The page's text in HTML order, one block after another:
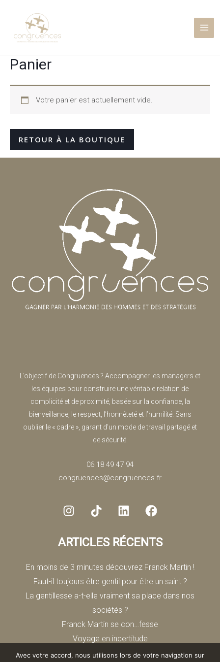
contenu
Panier
Votre panier est actuellement vide.
RETOUR À LA BOUTIQUE
L’objectif de Congruences ? Accompagner les managers et
les équipes pour construire une véritable relation de
complicité et de proximité, basée sur la confiance, la
bienveillance, le respect, l’honnêteté et l’humilité. Sans
oublier le « cadre », garant d’un mode de travail partagé et
de sécurité.
06 18 49 47 94
congruences@congruences.fr
ARTICLES RÉCENTS
En moins de 3 minutes découvrez Franck Martin !
Faut-il toujours être gentil pour être un saint ?
La gentillesse a-t-elle vraiment sa place dans nos
sociétés ?
Franck Martin se con…fesse
Voyage en incertitude
Avec votre accord, nous utilisons lors de votre navigation sur